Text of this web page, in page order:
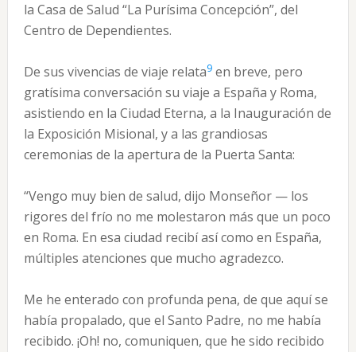
la Casa de Salud “La Purísima Concepción”, del
Centro de Dependientes.
De sus vivencias de viaje relata9en breve, pero
gratísima conversación su viaje a España y Roma,
asistiendo en la Ciudad Eterna, a la Inauguración de
la Exposición Misional, y a las grandiosas
ceremonias de la apertura de la Puerta Santa:
“Vengo muy bien de salud, dijo Monseñor — los
rigores del frío no me molestaron más que un poco
en Roma. En esa ciudad recibí así como en España,
múltiples atenciones que mucho agradezco.
Me he enterado con profunda pena, de que aquí se
había propalado, que el Santo Padre, no me había
recibido. ¡Oh! no, comuniquen, que he sido recibido